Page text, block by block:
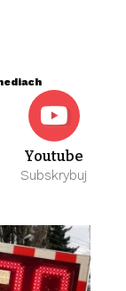
Youtube
Subskrybuj